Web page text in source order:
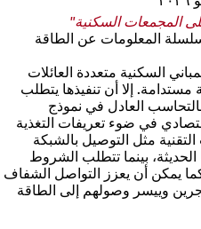
المجمعات السكنية"
المعلومات عن الطاقة
السكنية متعددة العائلات
مستدامة. إلا أن تنفيذها يتطلب
العادل في نموذج
في ضوء تعريفات التغذية
مثل التوصيل بالشبكة
الحديثة، بينما تتطلب الشروط
كما يمكن أن يعزز التواصل الشفاف
وييسر وصولهم إلى الطاقة